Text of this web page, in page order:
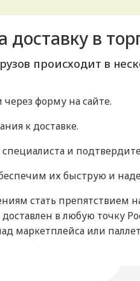
в
происходит в
форму на сайте.
к доставке.
и подтвердите
их быструю и
стать препятствием
в любую точку
маркетплейса или